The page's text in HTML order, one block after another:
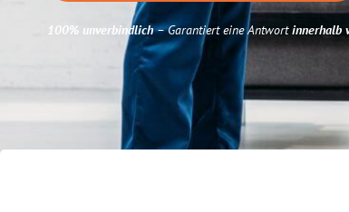
100% unverbindlich– Garantiert eine Antwortinnerhalb